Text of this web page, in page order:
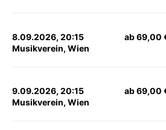
8.09.2026, 20:15
Musikverein, Wien
ab 69,00
9.09.2026, 20:15
Musikverein, Wien
ab 69,00